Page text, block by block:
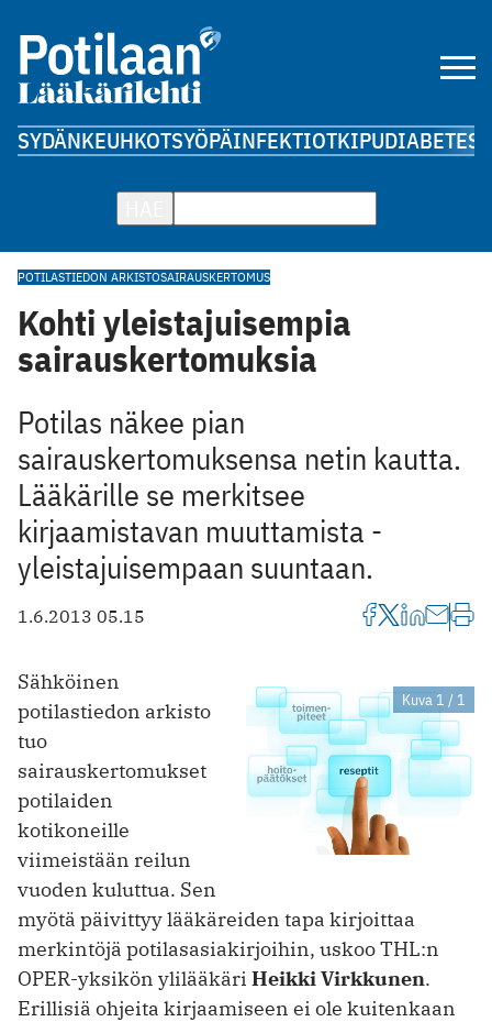
SYDÄNKEUHKOTSYÖPÄINFEKTIOTKIPUDIABETES
POTILASTIEDON ARKISTOSAIRAUSKERTOMUS
Kohti yleistajuisempia
sairauskertomuksia
Potilas näkee pian
sairauskertomuksensa netin kautta.
Lääkärille se merkitsee
kirjaamistavan muuttamista ­
yleistajuisempaan suuntaan.
1.6.2013 05.15
Kuva 1 / 1
Sähköinen
potilastiedon arkisto
tuo
sairauskertomukset
potilaiden
kotikoneille
viimeistään reilun
vuoden kuluttua. Sen
myötä päivittyy lääkäreiden tapa kirjoittaa
merkintöjä potilasasiakirjoihin, ­uskoo THL:n
OPER-yksikön ylilääkäri Heikki Virkkunen.
Erillisiä ohjeita kirjaamiseen ei ole kuitenkaan